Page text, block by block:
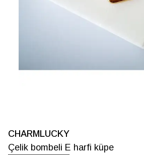
CHARMLUCKY
Çelik bombeli E harfi küpe